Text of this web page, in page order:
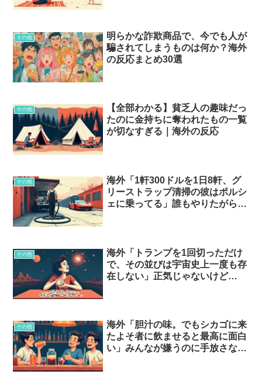
その他
明らかな詐欺商品で、今でも人が
騙されてしまうものは何か？海外
の反応まとめ30選
その他
【全部わかる】貧乏人の趣味だっ
たのに金持ちに奪われたもの一覧
が切なすぎる｜海外の反応
その他
海外「1軒300ドルを1日8軒、グ
リーストラップ清掃の彼はポルシ
ェに乗ってる」誰もやりたがらな
その他
海外「トランプを1回切っただけ
で、その並びは宇宙史上一度も存
在しない」正気じゃないけど
その他
海外「胆汁の味。でもシカゴに来
たよそ者に飲ませると最高に面白
い」みんなが嫌うのに手放さない